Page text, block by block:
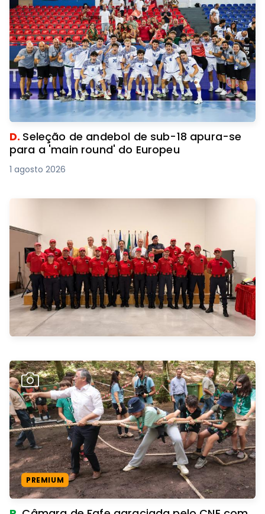
D. Seleção de andebol de sub-18 apura-se
para a 'main round' do Europeu
1 agosto 2026
PREMIUM